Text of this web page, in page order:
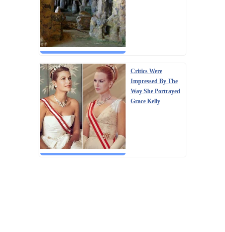
Critics Were
Impressed By The
Way She Portrayed
Grace Kelly